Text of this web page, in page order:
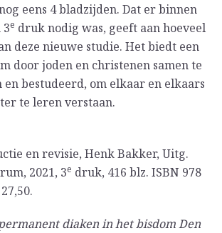
eens 4 bladzijden. Dat er binnen
e druk nodig was, geeft aan hoeveel
deze nieuwe studie. Het biedt een
door joden en christenen samen te
bestudeerd, om elkaar en elkaars
te leren verstaan.
en revisie, Henk Bakker, Uitg.
2021, 3e druk, 416 blz. ISBN 978
diaken in het bisdom Den